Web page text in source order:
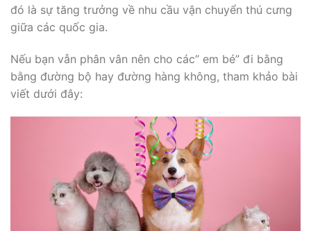
đó là sự tăng trưởng về nhu cầu vận chuyển thú cưng
giữa các quốc gia.
Nếu bạn vẫn phân vân nên cho các” em bé” đi bằng
bằng đường bộ hay đường hàng không, tham khảo bài
viết dưới đây: